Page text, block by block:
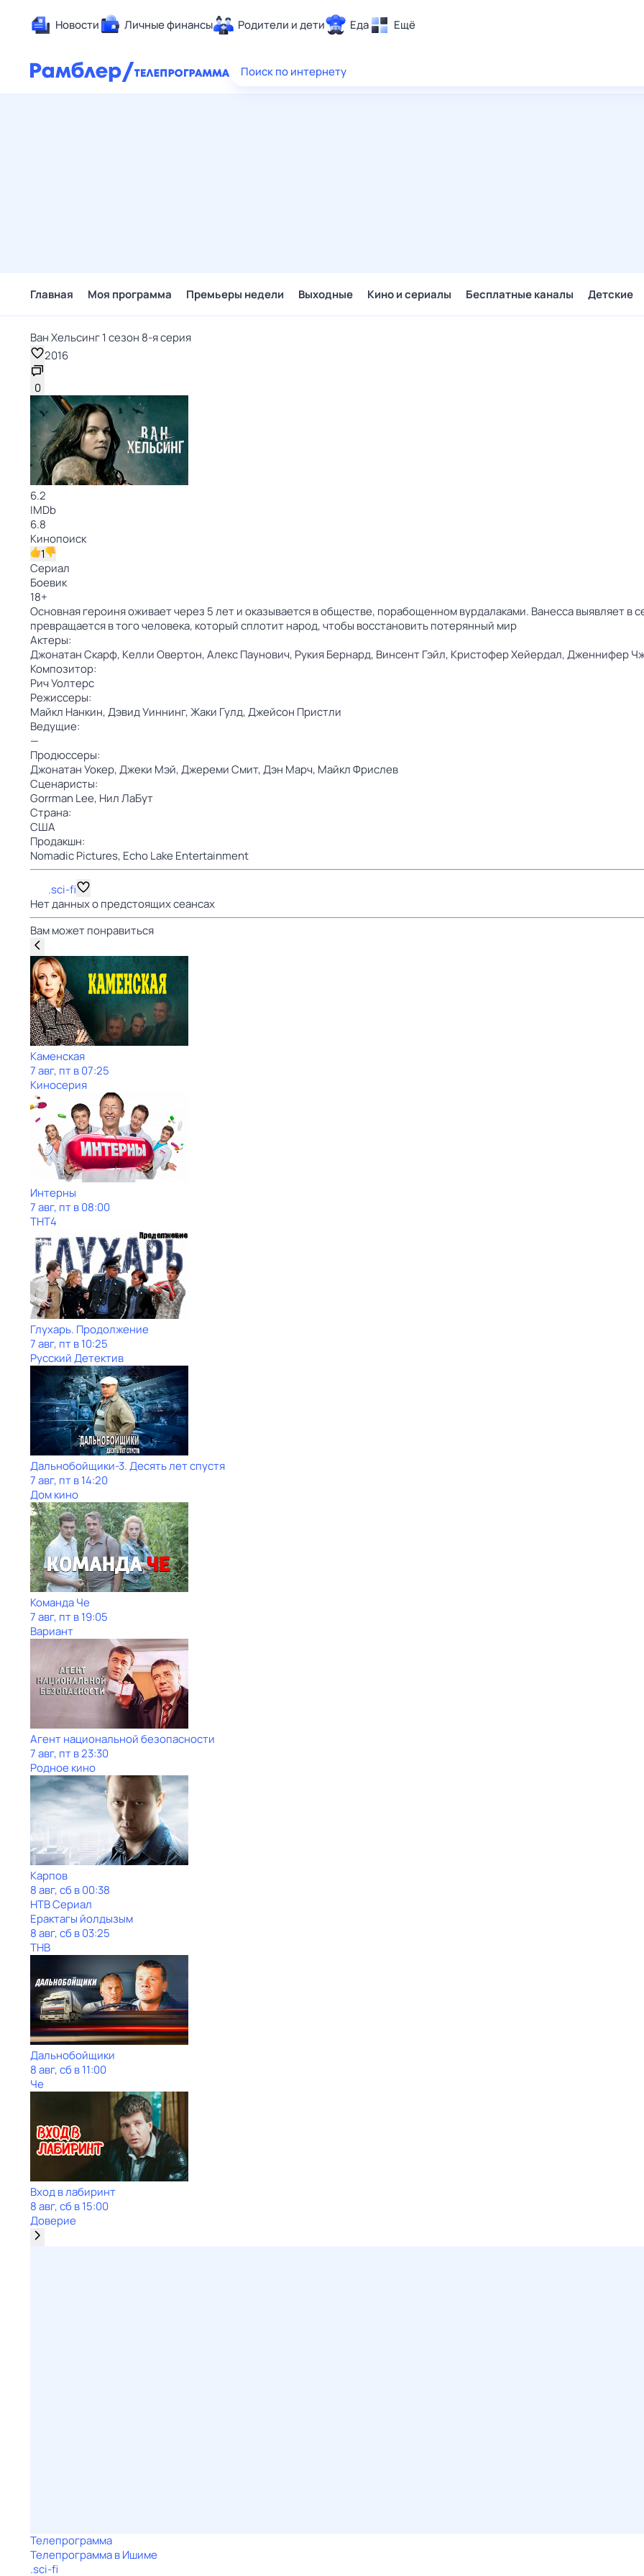
Новости Личные финансы Родители и дети Еда Ещё
Здоровье
Поиск по интернету
Главная Моя программа Премьеры недели Выходные Кино и сериалы Бесплатные каналы Детские
Ван Хельсинг 1 сезон 8-я серия
2016
0
6.2
IMDb
6.8
Кинопоиск
1
Сериал
Боевик
18+
Основная героиня оживает через 5 лет и оказывается в обществе, порабощенном вурдалаками. Ванесса выявляет в
превращается в того человека, который сплотит народ, чтобы восстановить потерянный мир
Актеры:
Джонатан Скарф, Келли Овертон,Алекс Паунович, Рукия Бернард, Винсент Гэйл, Кристофер Хейердал,Дженнифер
Композитор:
Рич Уолтерс
Режиссеры:
Майкл Нанкин,Дэвид Уиннинг,Жаки Гулд,Джейсон Пристли
Ведущие:
—
Продюссеры:
Джонатан Уокер,Джеки Мэй,Джереми Смит,Дэн Марч, Майкл Фрислев
Сценаристы:
Gorrman Lee, Нил ЛаБут
Страна:
США
Продакшн:
Nomadic Pictures, Echo Lake Entertainment
.sci-fi
Нет данных о предстоящих сеансах
Вам может понравиться
Каменская
7 авг, пт в 07:25
Киносерия
Интерны
7 авг, пт в 08:00
ТНТ4
Глухарь. Продолжение
7 авг, пт в 10:25
Русский Детектив
Дальнобойщики-3. Десять лет спустя
7 авг, пт в 14:20
Дом кино
Команда Че
7 авг, пт в 19:05
Вариант
Агент национальной безопасности
7 авг, пт в 23:30
Родное кино
Карпов
8 авг, сб в 00:38
НТВ Сериал
Ерактагы йолдызым
8 авг, сб в 03:25
ТНВ
Дальнобойщики
8 авг, сб в 11:00
Че
Вход в лабиринт
8 авг, сб в 15:00
Доверие
Телепрограмма
Телепрограмма в Ишиме
.sci-fi